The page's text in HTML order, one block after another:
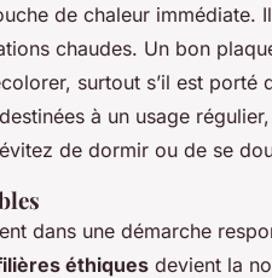
de chaleur immédiate.
chaudes. Un bon
surtout s’il est porté
à un usage
de dormir ou de se
dans une démarche
éthiques devient la